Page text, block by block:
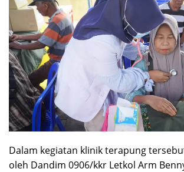
Dalam kegiatan klinik terapung
oleh Dandim 0906/kkr Letkol Arm